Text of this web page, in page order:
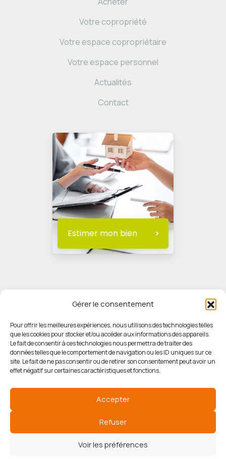
Gérer le consentement
Pour offrir les meilleures expériences, nous utilisons des technologies telles
que les cookies pour stocker et/ou accéder aux informations des appareils.
Le fait de consentir à ces technologies nous permettra de traiter des
données telles que le comportement de navigation ou les ID uniques sur ce
site. Le fait de ne pas consentir ou de retirer son consentement peut avoir un
effet négatif sur certaines caractéristiques et fonctions.
Accepter
Refuser
Voir les préférences
Votre copropriété
Votre espace copropriétaire
Votre espace personnel
Actualités
Contact
Estimer mon bien
© HORIZON IMMOBILIER
Mentions légales
Politique des cookies